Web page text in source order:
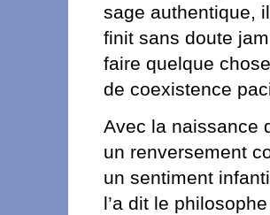
sage authentique,
finit sans doute
faire quelque
de coexistence
Avec la naissance
un renversement
un sentiment
l’a dit le